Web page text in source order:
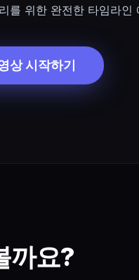
를 위한 완전한 타임라인
상 시작하기
까요?